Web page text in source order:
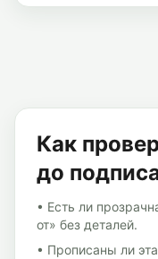
Как
до
• Есть ли
от» без деталей.
• Прописаны ли